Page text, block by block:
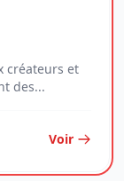
créateurs et
des...
Voir